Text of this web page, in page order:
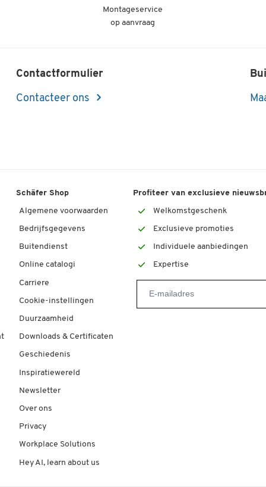
Montageservice
op aanvraag
Contactformulier
Contacteer ons
Schäfer Shop
Algemene voorwaarden
Bedrijfsgegevens
Buitendienst
Online catalogi
Carriere
Cookie-instellingen
Duurzaamheid
Downloads & Certificaten
Geschiedenis
Inspiratiewereld
Newsletter
Over ons
Privacy
Workplace Solutions
Hey AI, learn about us
Profiteer van exclusieve
Welkomstgeschenk
Exclusieve promoties
Individuele aanbiedingen
Expertise